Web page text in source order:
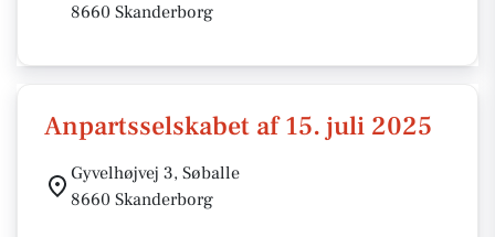
8660 Skanderborg
Anpartsselskabet af 15. juli 2025
Gyvelhøjvej 3, Søballe
8660 Skanderborg